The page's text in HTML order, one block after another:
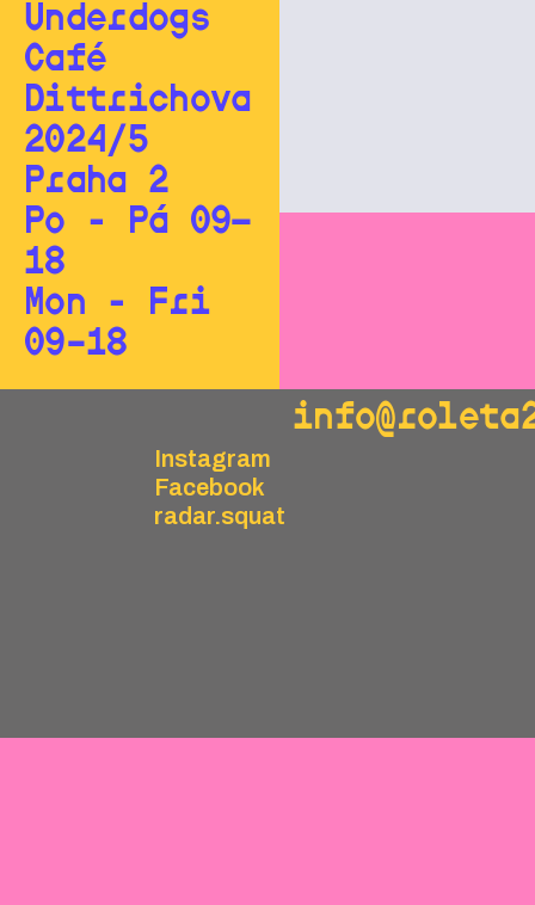
Underdogs
Café
Dittrichova
2024/5
Praha 2
Po - Pá 09—
18
Mon - Fri
09–18
Instagram
Facebook
radar.squat